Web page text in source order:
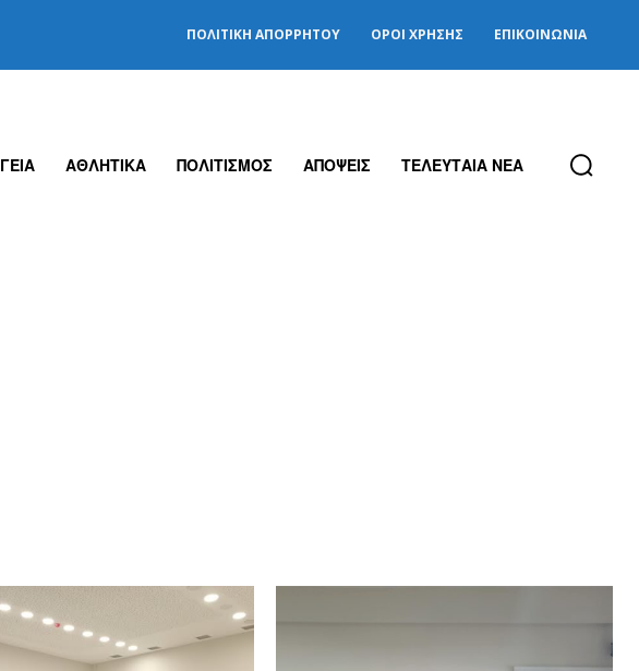
ΠΟΛΙΤΙΚΉ ΑΠΟΡΡΉΤΟΥ ΌΡΟΙ ΧΡΉΣΗΣ ΕΠΙΚΟΙΝΩΝΊΑ
ΑΘΛΗΤΙΚΑ ΠΟΛΙΤΙΣΜΟΣ ΑΠΟΨΕΙΣ ΤΕΛΕΥΤΑΙΑ ΝΕΑ